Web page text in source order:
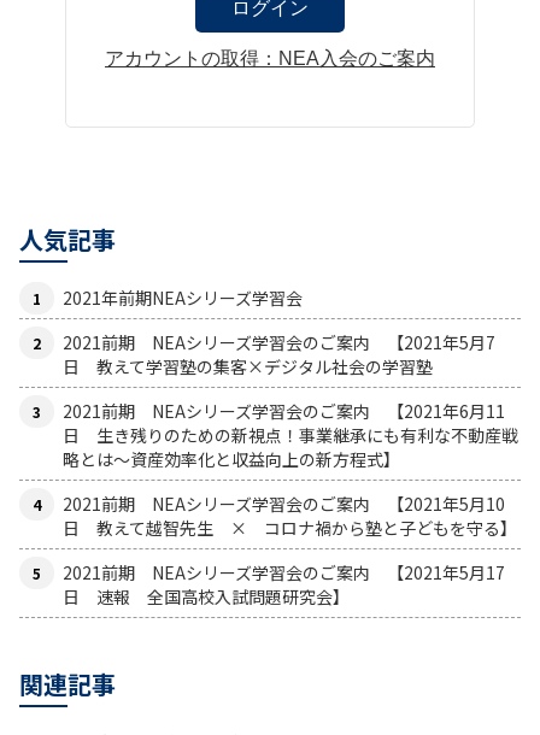
アカウントの取得：NEA入会のご案内
人気記事
2021年前期NEAシリーズ学習会
2021前期 NEAシリーズ学習会のご案内 【2021年5月7
日 教えて学習塾の集客×デジタル社会の学習塾
2021前期 NEAシリーズ学習会のご案内 【2021年6月11
日 生き残りのための新視点！事業継承にも有利な不動産戦
略とは〜資産効率化と収益向上の新方程式】
2021前期 NEAシリーズ学習会のご案内 【2021年5月10
日 教えて越智先生 × コロナ禍から塾と子どもを守る】
2021前期 NEAシリーズ学習会のご案内 【2021年5月17
日 速報 全国高校入試問題研究会】
関連記事